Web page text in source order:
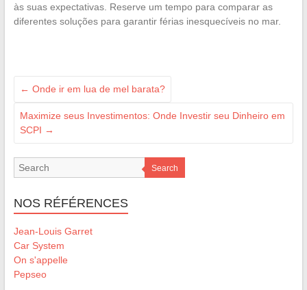
às suas expectativas. Reserve um tempo para comparar as
diferentes soluções para garantir férias inesquecíveis no mar.
← Onde ir em lua de mel barata?
Maximize seus Investimentos: Onde Investir seu Dinheiro em
SCPI →
Search
NOS RÉFÉRENCES
Jean-Louis Garret
Car System
On s'appelle
Pepseo